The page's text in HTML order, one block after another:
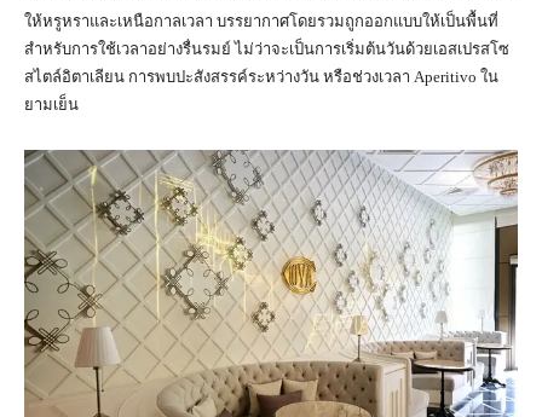
ให้หรูหราและเหนือกาลเวลา บรรยากาศโดยรวมถูกออกแบบให้เป็นพื้นที่
สำหรับการใช้เวลาอย่างรื่นรมย์ ไม่ว่าจะเป็นการเริ่มต้นวันด้วยเอสเปรสโซ
สไตล์อิตาเลียน การพบปะสังสรรค์ระหว่างวัน หรือช่วงเวลา Aperitivo ใน
ยามเย็น